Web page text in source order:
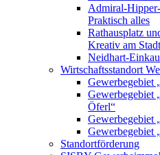
Admiral-
Praktisch alles
Rathausplatz
Kreativ am
Neidhart-
Wirtschaftsstandort
Gewerbegebiet
Gewerbegebiet
Öferl“
Gewerbegebiet
Gewerbegebiet
Standortförderung